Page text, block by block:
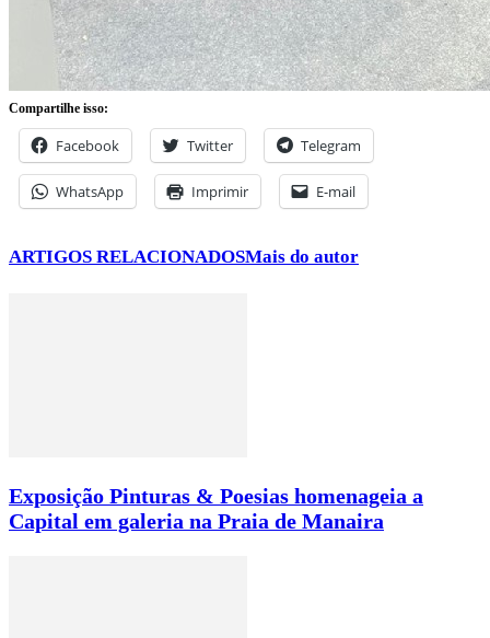
Compartilhe isso:
Facebook Twitter Telegram
WhatsApp Imprimir E-mail
ARTIGOS RELACIONADOSMais do autor
Exposição Pinturas & Poesias homenageia a
Capital em galeria na Praia de Manaira